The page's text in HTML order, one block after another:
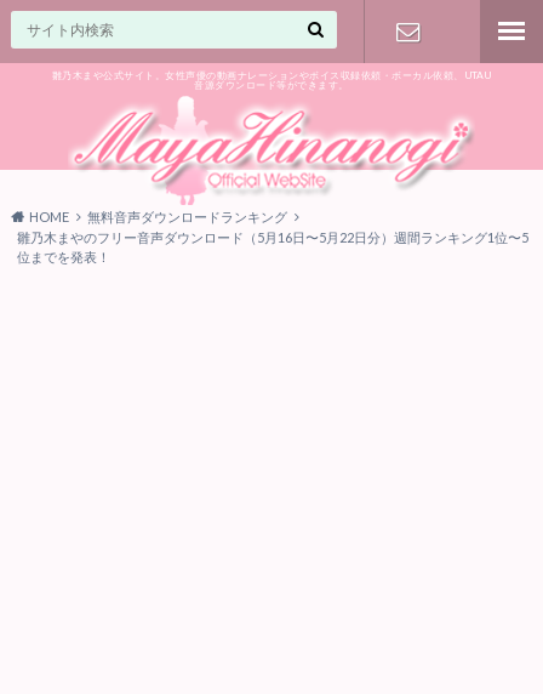
雛乃木まや公式サイト。女性声優の動画ナレーションやボイス収録依頼・ボーカル依頼、UTAU
音源ダウンロード等ができます。
気軽に♪
HOME
無料音声ダウンロードランキング
雛乃木まやのフリー音声ダウンロード（5月16日〜5月22日分）週間ランキング1位〜5
位までを発表！